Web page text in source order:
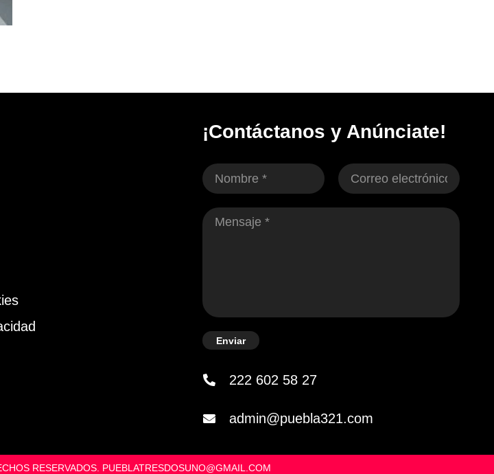
¡Contáctanos y Anúnciate!
Enviar
222 602 58 27
admin@puebla321.com
RESERVADOS. PUEBLATRESDOSUNO@GMAIL.COM